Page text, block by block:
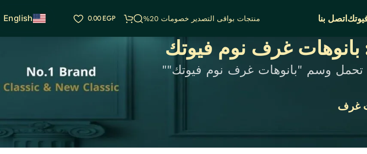
اتصل بنا منتجات بواقى التصدير خصومات 20% 0.00EGP
English
غرف نوم فيوتك
تحمل وسم "بانوهات غرف نوم فيوتك""
غرف